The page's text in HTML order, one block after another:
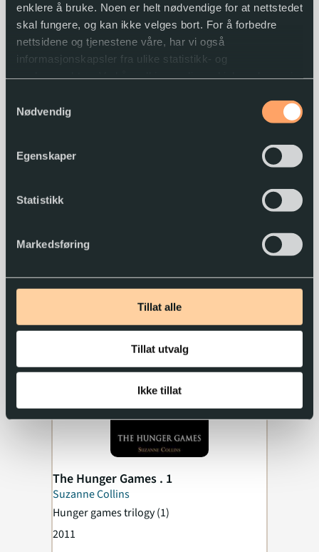
enklere å bruke. Noen er helt nødvendige for at nettstedet
skal fungere, og kan ikke velges bort. For å forbedre
nettsidene og tjenestene våre, har vi også
informasjonskapsler fra ulike statistikk- og
Nødvendig
Egenskaper
Statistikk
Markedsføring
Tillat alle
Tillat utvalg
Ikke tillat
The secret commonwealth
The Hunger Games . 1
Suzanne Collins
Hunger games trilogy(1)
2011